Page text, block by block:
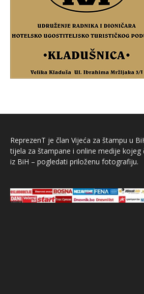
ReprezenT je član Vijeća za štampu u
tijela za štampane i online medije kojeg
iz BiH – pogledati priloženu fotografiju.